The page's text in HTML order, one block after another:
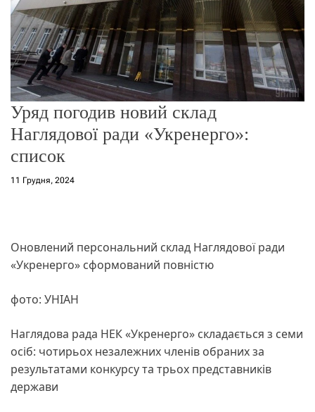
Уряд погодив новий склад
Наглядової ради «Укренерго»:
список
11 Грудня, 2024
Оновлений персональний склад Наглядової ради
«Укренерго» сформований повністю
фото: УНІАН
Наглядова рада НЕК «Укренерго» складається з семи
осіб: чотирьох незалежних членів обраних за
результатами конкурсу та трьох представників
держави